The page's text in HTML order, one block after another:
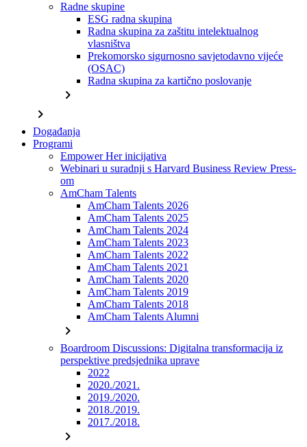
Radne skupine
ESG radna skupina
Radna skupina za zaštitu intelektualnog
vlasništva
Prekomorsko sigurnosno savjetodavno vijeće
(OSAC)
Radna skupina za kartično poslovanje
chevron_right
chevron_right
Događanja
Programi
Empower Her inicijativa
Webinari u suradnji s Harvard Business Review Press-
om
AmCham Talents
AmCham Talents 2026
AmCham Talents 2025
AmCham Talents 2024
AmCham Talents 2023
AmCham Talents 2022
AmCham Talents 2021
AmCham Talents 2020
AmCham Talents 2019
AmCham Talents 2018
AmCham Talents Alumni
chevron_right
Boardroom Discussions: Digitalna transformacija iz
perspektive predsjednika uprave
2022
2020./2021.
2019./2020.
2018./2019.
2017./2018.
chevron_right